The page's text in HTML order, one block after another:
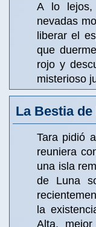
A lo lejos,
nevadas
liberar el
que
rojo y
misterioso
La Bestia
Tara pidió
reuniera
una isla
de Luna
la
Alta,